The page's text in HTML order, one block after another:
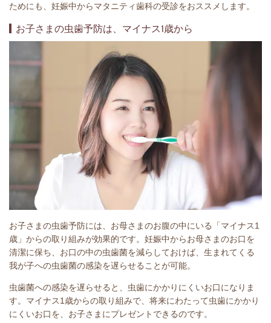
ためにも、妊娠中からマタニティ歯科の受診をおススメします。
お子さまの虫歯予防は、マイナス1歳から
お子さまの虫歯予防には、お母さまのお腹の中にいる「マイナス1
歳」からの取り組みが効果的です。妊娠中からお母さまのお口を
清潔に保ち、お口の中の虫歯菌を減らしておけば、生まれてくる
我が子への虫歯菌の感染を遅らせることが可能。
虫歯菌への感染を遅らせると、虫歯にかかりにくいお口になりま
す。マイナス1歳からの取り組みで、将来にわたって虫歯にかかり
にくいお口を、お子さまにプレゼントできるのです。